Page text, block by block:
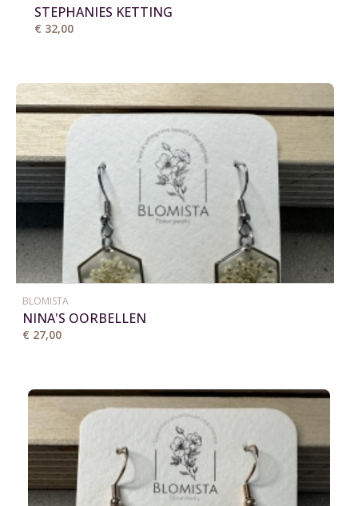
STEPHANIES KETTING
€ 32,00
BLOMISTA
NINA'S OORBELLEN
€ 27,00